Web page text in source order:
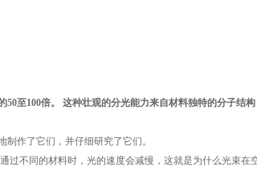
至100倍。
这种壮观的分光能力来自材料独特的分子结
作了它们，并仔细研究了它们。
过不同的材料时，光的速度会减慢，这就是为什么光束在